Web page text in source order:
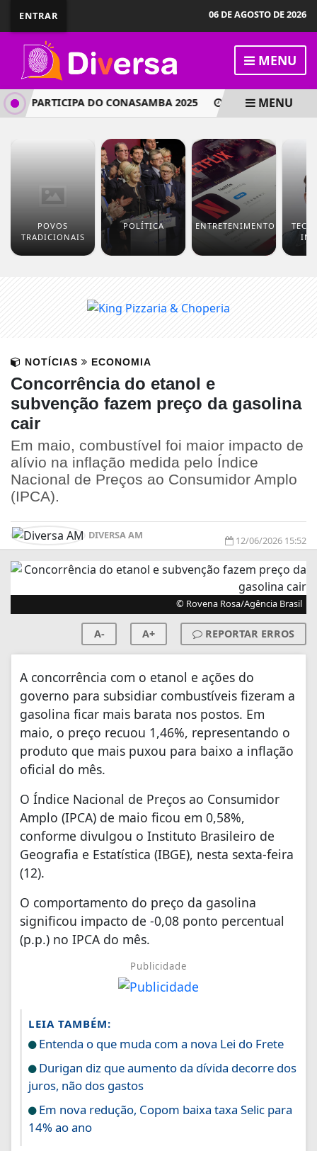
ENTRAR 06 DE AGOSTO DE 2026
MENU
PARTICIPA DO CONASAMBA 2025 COMISSÃO APROVA
MENU
POVOS
TRADICIONAIS
POLÍTICA ENTRETENIMENTO
NOTÍCIAS ECONOMIA
Concorrência do etanol e
subvenção fazem preço da gasolina
cair
Em maio, combustível foi maior impacto de
alívio na inflação medida pelo Índice
Nacional de Preços ao Consumidor Amplo
(IPCA).
DIVERSA AM 12/06/2026 15:52
© Rovena Rosa/Agência Brasil
A- A+ REPORTAR ERROS
A concorrência com o etanol e ações do
governo para subsidiar combustíveis fizeram a
gasolina ficar mais barata nos postos. Em
maio, o preço recuou 1,46%, representando o
produto que mais puxou para baixo a inflação
oficial do mês.
O Índice Nacional de Preços ao Consumidor
Amplo (IPCA) de maio ficou em 0,58%,
conforme divulgou o Instituto Brasileiro de
Geografia e Estatística (IBGE), nesta sexta-feira
(12).
O comportamento do preço da gasolina
significou impacto de -0,08 ponto percentual
(p.p.) no IPCA do mês.
Publicidade
LEIA TAMBÉM:
Entenda o que muda com a nova Lei do Frete
Durigan diz que aumento da dívida decorre dos
juros, não dos gastos
Em nova redução, Copom baixa taxa Selic para
14% ao ano